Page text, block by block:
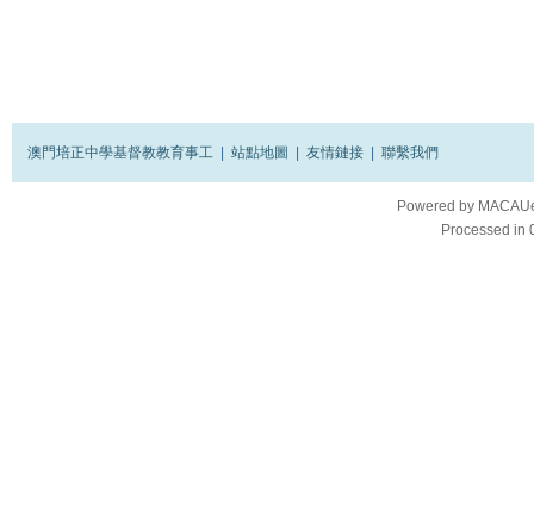
澳門培正中學基督教教育事工 站點地圖 友情鏈接 聯繫我們
Powered by
Processed in